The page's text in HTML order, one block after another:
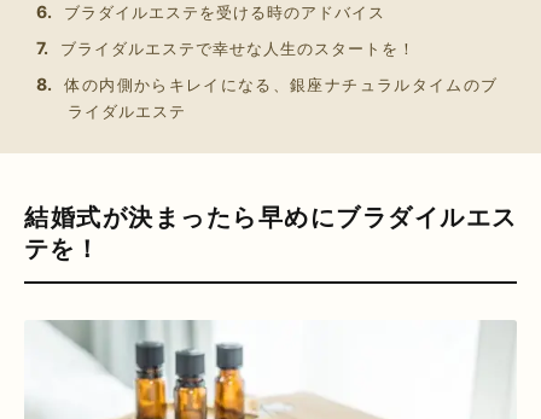
ブラダイルエステを受ける時のアドバイス
ブライダルエステで幸せな人生のスタートを！
体の内側からキレイになる、銀座ナチュラルタイムのブ
ライダルエステ
結婚式が決まったら早めにブラダイルエス
テを！